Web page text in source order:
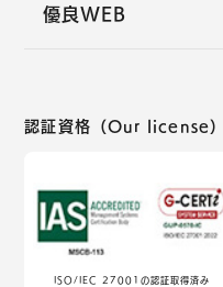
優良WEB
認証資格（Our license）
ISO/IEC 27001の認証取得済み